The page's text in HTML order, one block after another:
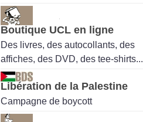
Boutique UCL en ligne
Des livres, des autocollants, des
affiches, des DVD, des tee-shirts...
Libération de la Palestine
Campagne de boycott